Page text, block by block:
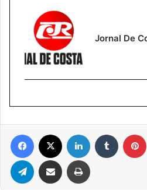
Jornal De
Facebook Linkedin Tumblr
Telegram Compartilhar via e-mail Imprimir